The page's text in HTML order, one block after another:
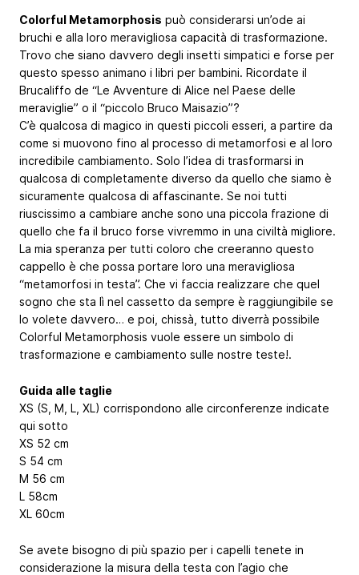
Colorful Metamorphosis può considerarsi un’ode ai
bruchi e alla loro meravigliosa capacità di trasformazione.
Trovo che siano davvero degli insetti simpatici e forse per
questo spesso animano i libri per bambini. Ricordate il
Brucaliffo de “Le Avventure di Alice nel Paese delle
meraviglie” o il “piccolo Bruco Maisazio”?
C’è qualcosa di magico in questi piccoli esseri, a partire da
come si muovono fino al processo di metamorfosi e al loro
incredibile cambiamento. Solo l’idea di trasformarsi in
qualcosa di completamente diverso da quello che siamo è
sicuramente qualcosa di affascinante. Se noi tutti
riuscissimo a cambiare anche sono una piccola frazione di
quello che fa il bruco forse vivremmo in una civiltà migliore.
La mia speranza per tutti coloro che creeranno questo
cappello è che possa portare loro una meravigliosa
“metamorfosi in testa”. Che vi faccia realizzare che quel
sogno che sta lì nel cassetto da sempre è raggiungibile se
lo volete davvero… e poi, chissà, tutto diverrà possibile
Colorful Metamorphosis vuole essere un simbolo di
trasformazione e cambiamento sulle nostre teste!.
Guida alle taglie
XS (S, M, L, XL) corrispondono alle circonferenze indicate
qui sotto
XS 52 cm
S 54 cm
M 56 cm
L 58cm
XL 60cm
Se avete bisogno di più spazio per i capelli tenete in
considerazione la misura della testa con l’agio che